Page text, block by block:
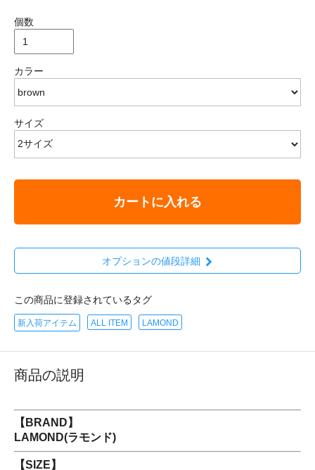
個数
カラー
サイズ
カートに入れる
オプションの値段詳細
この商品に登録されているタグ
新入荷アイテム ALL ITEM LAMOND
商品の説明
【BRAND】
LAMOND(ラモンド)
【SIZE】